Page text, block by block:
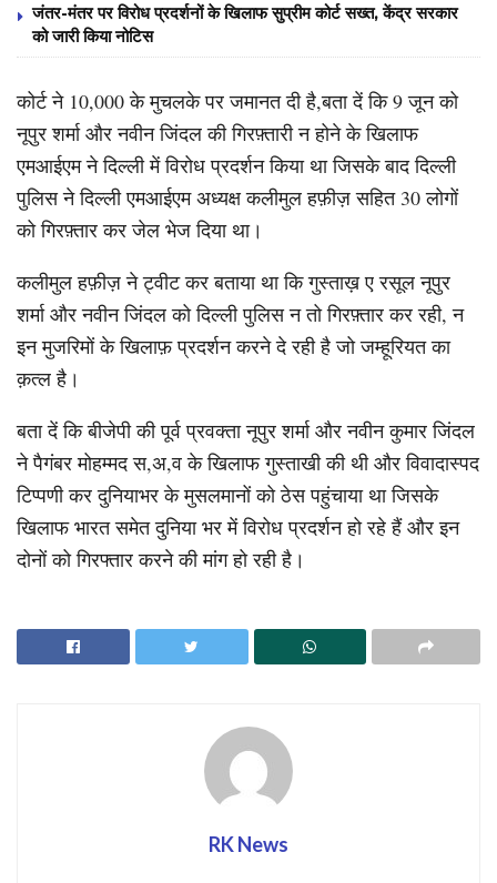
जंतर-मंतर पर विरोध प्रदर्शनों के खिलाफ सुप्रीम कोर्ट सख्त, केंद्र सरकार
को जारी किया नोटिस
कोर्ट ने 10,000 के मुचलके पर जमानत दी है,बता दें कि 9 जून को
नूपुर शर्मा और नवीन जिंदल की गिरफ़्तारी न होने के खिलाफ
एमआईएम ने दिल्ली में विरोध प्रदर्शन किया था जिसके बाद दिल्ली
पुलिस ने दिल्ली एमआईएम अध्यक्ष कलीमुल हफ़ीज़ सहित 30 लोगों
को गिरफ़्तार कर जेल भेज दिया था।
कलीमुल हफ़ीज़ ने ट्वीट कर बताया था कि गुस्ताख़ ए रसूल नूपुर
शर्मा और नवीन जिंदल को दिल्ली पुलिस न तो गिरफ़्तार कर रही, न
इन मुजरिमों के खिलाफ़ प्रदर्शन करने दे रही है जो जम्हूरियत का
क़त्ल है।
बता दें कि बीजेपी की पूर्व प्रवक्ता नूपुर शर्मा और नवीन कुमार जिंदल
ने पैगंबर मोहम्‍मद स,अ,व के खिलाफ गुस्ताखी की थी और विवादास्पद
टिप्‍पणी कर दुनियाभर के मुसलमानों को ठेस पहुंचाया था जिसके
खिलाफ भारत समेत दुनिया भर में विरोध प्रदर्शन हो रहे हैं और इन
दोनों को गिरफ्तार करने की मांग हो रही है।
RK News